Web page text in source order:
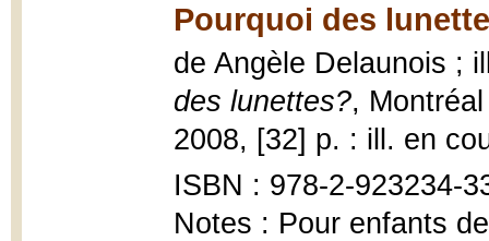
Pourquoi des
de Angèle Delaunois ;
des lunettes?,
2008, [32] p. : ill. en
ISBN : 978-2-923234-
Notes : Pour enfants